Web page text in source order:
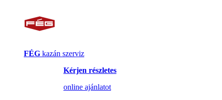
FÉG kazán szerviz
Kérjen részletes
online ajánlatot